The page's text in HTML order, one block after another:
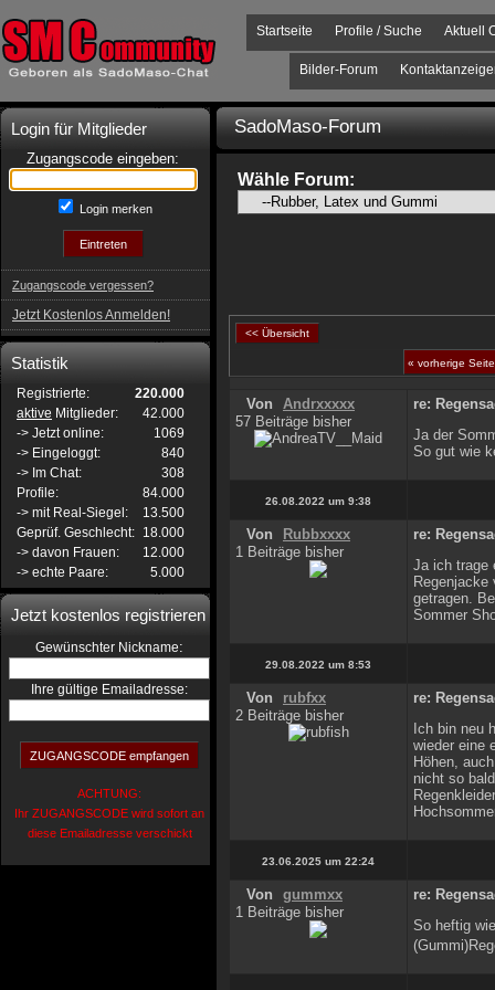
Aktuell
Profile / Suche
Startseite
Bilder-Forum
Login für Mitglieder
Zugangscode eingeben:
Login merken
Zugangscode vergessen?
Jetzt Kostenlos Anmelden!
Statistik
Registrierte:
220.000
aktive Mitglieder:
42.000
-> Jetzt online:
1069
-> Eingeloggt:
840
-> Im Chat:
308
Profile:
84.000
-> mit Real-Siegel:
13.500
Geprüf. Geschlecht: 18.000
-> davon Frauen:
12.000
-> echte Paare:
5.000
Jetzt kostenlos registrieren
Gewünschter Nickname:
Ihre gültige Emailadresse:
ACHTUNG:
Ihr ZUGANGSCODE wird sofort an
diese Emailadresse verschickt
SadoMaso-Forum
Wähle Forum:
<< Übersicht
« vorherige Seite
Von
Andrxxxxx
57 Beiträge bisher
re:
Ja der
So gut wie
26.08.2022 um 9:38
Von
Rubbxxxx
1 Beiträge bisher
re:
Ja ich trage
Regenjacke
getragen.
Sommer
29.08.2022 um 8:53
Von
rubfxx
2 Beiträge bisher
re:
Ich bin neu
wieder eine
Höhen,
nicht so
23.06.2025 um 22:24
Von
gummxx
1 Beiträge bisher
re:
So heftig